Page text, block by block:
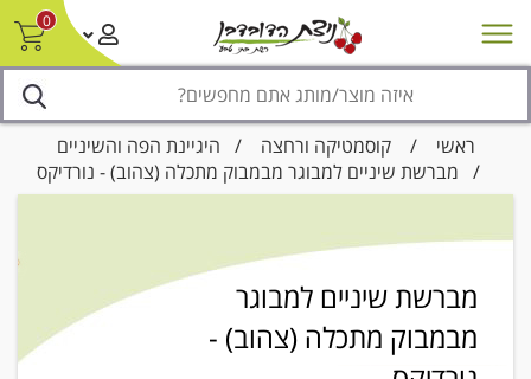
0
מבצעים סניפים צור קשר/ביטול הזמנה
ראשי /קוסמטיקה ורחצה / היגיינת הפה והשיניים
/ מברשת שיניים למבוגר מבמבוק מתכלה (צהוב) - נורדיקס
מברשת שיניים למבוגר
מבמבוק מתכלה (צהוב) -